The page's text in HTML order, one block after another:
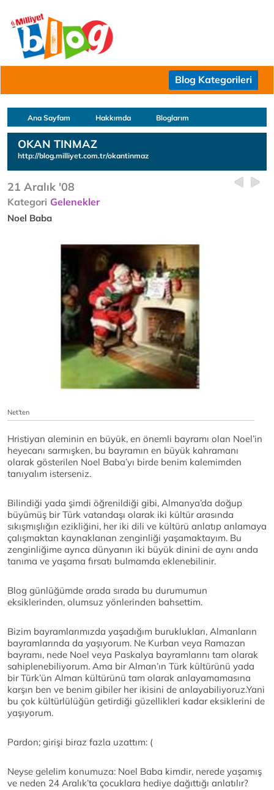
Blog Kategorileri
Ana Sayfam Hakkımda Bloglarım
OKAN TINMAZ
http://blog.milliyet.com.tr/okantinmaz
21 Aralık '08
Kategori Gelenekler
Noel Baba
Net'ten
Hristiyan aleminin en büyük, en önemli bayramı olan Noel’in
heyecanı sarmışken, bu bayramın en büyük kahramanı
olarak gösterilen Noel Baba’yı birde benim kalemimden
tanıyalım isterseniz.
Bilindiği yada şimdi öğrenildiği gibi, Almanya’da doğup
büyümüş bir Türk vatandaşı olarak iki kültür arasında
sıkışmışlığın ezikliğini, her iki dili ve kültürü anlatıp anlamaya
çalışmaktan kaynaklanan zenginliği yaşamaktayım. Bu
zenginliğime ayrıca dünyanın iki büyük dinini de aynı anda
tanıma ve yaşama fırsatı bulmamda eklenebilinir.
Blog günlüğümde arada sırada bu durumumun
eksiklerinden, olumsuz yönlerinden bahsettim.
Bizim bayramlarımızda yaşadığım buruklukları, Almanların
bayramlarında da yaşıyorum. Ne Kurban veya Ramazan
bayramı, nede Noel veya Paskalya bayramlarını tam olarak
sahiplenebiliyorum. Ama bir Alman’ın Türk kültürünü yada
bir Türk’ün Alman kültürünü tam olarak anlayamamasına
karşın ben ve benim gibiler her ikisini de anlayabiliyoruz.Yani
bu çok kültürlülüğün getirdiği güzellikleri kadar eksiklerini de
yaşıyorum.
Pardon; girişi biraz fazla uzattım: (
Neyse gelelim konumuza: Noel Baba kimdir, nerede yaşamış
ve neden 24 Aralık’ta çocuklara hediye dağıttığı anlatılır?